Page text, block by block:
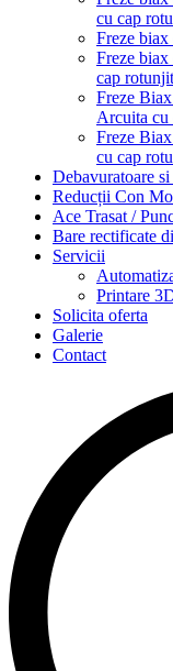
cu cap
Freze
Freze
cap rotunjit
Freze
Arcuita cu
Freze
cu cap
Debavuratoare si
Reducții Con
Ace Trasat /
Bare rectificate
Servicii
Printare
Solicita oferta
Galerie
Contact